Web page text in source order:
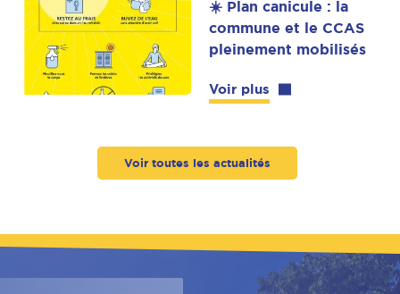
☀️ Plan canicule : la
commune et le CCAS
pleinement mobilisés
Voir plus
Voir toutes les actualités